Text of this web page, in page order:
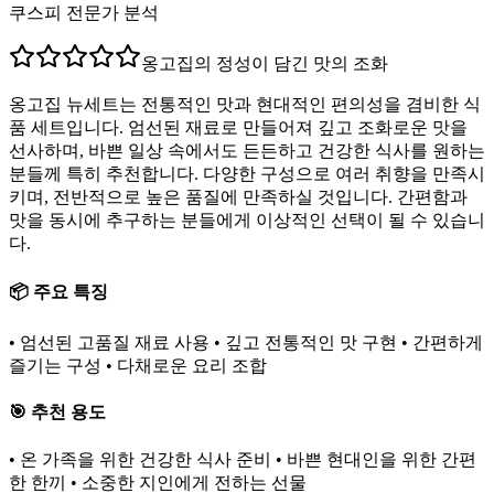
쿠스피 전문가 분석
옹고집의 정성이 담긴 맛의 조화
옹고집 뉴세트는 전통적인 맛과 현대적인 편의성을 겸비한 식
품 세트입니다. 엄선된 재료로 만들어져 깊고 조화로운 맛을
선사하며, 바쁜 일상 속에서도 든든하고 건강한 식사를 원하는
분들께 특히 추천합니다. 다양한 구성으로 여러 취향을 만족시
키며, 전반적으로 높은 품질에 만족하실 것입니다. 간편함과
맛을 동시에 추구하는 분들에게 이상적인 선택이 될 수 있습니
다.
📦 주요 특징
• 엄선된 고품질 재료 사용 • 깊고 전통적인 맛 구현 • 간편하게
즐기는 구성 • 다채로운 요리 조합
🎯 추천 용도
• 온 가족을 위한 건강한 식사 준비 • 바쁜 현대인을 위한 간편
한 한끼 • 소중한 지인에게 전하는 선물